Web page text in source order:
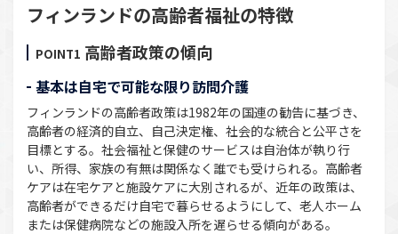
フィンランドの高齢者福祉の特徴
POINT1 高齢者政策の傾向
基本は自宅で可能な限り訪問介護
フィンランドの高齢者政策は1982年の国連の勧告に基づき、
高齢者の経済的自立、自己決定権、社会的な統合と公平さを
目標とする。社会福祉と保健のサービスは自治体が執り行
い、所得、家族の有無は関係なく誰でも受けられる。高齢者
ケアは在宅ケアと施設ケアに大別されるが、近年の政策は、
高齢者ができるだけ自宅で暮らせるようにして、老人ホーム
または保健病院などの施設入所を遅らせる傾向がある。